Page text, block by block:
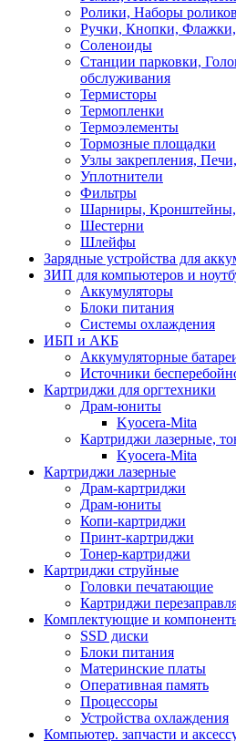
Ролики, Наборы
Ручки, Кнопки,
Соленоиды
Станции парковки,
обслуживания
Термисторы
Термопленки
Термоэлементы
Тормозные площадки
Узлы закрепления,
Уплотнители
Фильтры
Шарниры, Кронштейны,
Шестерни
Шлейфы
Зарядные устройства для
ЗИП для компьютеров и
Аккумуляторы
Блоки питания
Системы охлаждения
ИБП и АКБ
Аккумуляторные
Источники
Картриджи для оргтехники
Драм-юниты
Kyocera-Mita
Картриджи лазерные,
Kyocera-Mita
Картриджи лазерные
Драм-картриджи
Драм-юниты
Копи-картриджи
Принт-картриджи
Тонер-картриджи
Картриджи струйные
Головки печатающие
Картриджи
Комплектующие и
SSD диски
Блоки питания
Материнские платы
Оперативная память
Процессоры
Устройства охлаждения
Компьютер. запчасти и